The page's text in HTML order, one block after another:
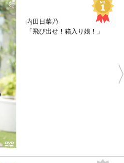
内田日菜乃
「飛び出せ！箱入り娘！」